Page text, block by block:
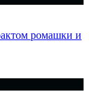
ромашки и